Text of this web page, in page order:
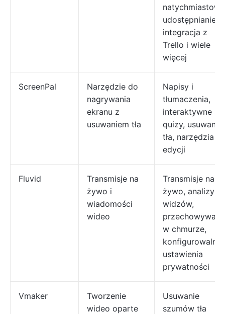
natychmiastowe
udostępnianie,
integracja z
Trello i wiele
więcej
ScreenPal
Narzędzie do
nagrywania
ekranu z
usuwaniem tła
Napisy i
tłumaczenia,
interaktywne
quizy, usuwanie
tła, narzędzia
edycji
Fluvid
Transmisje na
żywo i
wiadomości
wideo
Transmisje na
żywo, analizy
widzów,
w chmurze,
konfigurowalne
ustawienia
prywatności
Vmaker
Tworzenie
wideo oparte
Usuwanie
szumów tła